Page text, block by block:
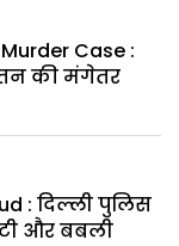
Case :
की मंगेतर
: दिल्ली पुलिस
और बबली